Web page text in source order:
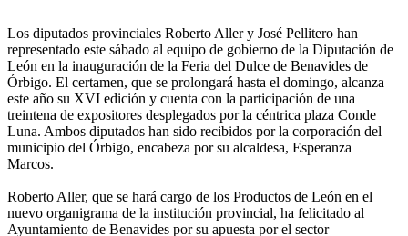
Los diputados provinciales Roberto Aller y José Pellitero han
representado este sábado al equipo de gobierno de la Diputación de
León en la inauguración de la Feria del Dulce de Benavides de
Órbigo. El certamen, que se prolongará hasta el domingo, alcanza
este año su XVI edición y cuenta con la participación de una
treintena de expositores desplegados por la céntrica plaza Conde
Luna. Ambos diputados han sido recibidos por la corporación del
municipio del Órbigo, encabeza por su alcaldesa, Esperanza
Marcos.
Roberto Aller, que se hará cargo de los Productos de León en el
nuevo organigrama de la institución provincial, ha felicitado al
Ayuntamiento de Benavides por su apuesta por el sector